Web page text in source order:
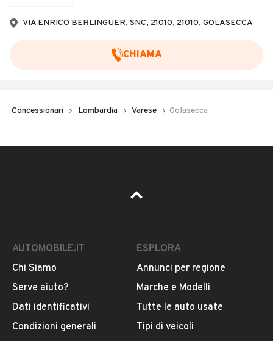
VIA ENRICO BERLINGUER, SNC, 21010, 21010, GOLASECCA
CHIAMA
Concessionari Lombardia Varese Golasecca
AUTOMOBILE.IT
Chi Siamo
Serve aiuto?
Dati identificativi
Condizioni generali
ESPLORA
Annunci per regione
Marche e Modelli
Tutte le auto usate
Tipi di veicoli